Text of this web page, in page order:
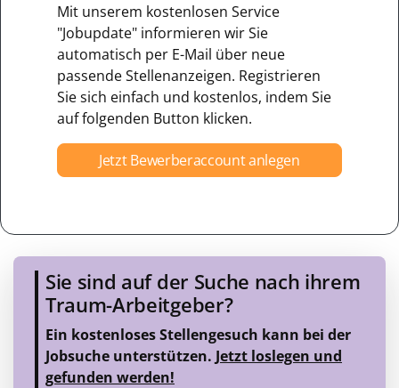
Mit unserem kostenlosen Service
"Jobupdate" informieren wir Sie
automatisch per E-Mail über neue
passende Stellenanzeigen. Registrieren
Sie sich einfach und kostenlos, indem Sie
auf folgenden Button klicken.
Jetzt Bewerberaccount anlegen
Sie sind auf der Suche nach ihrem
Traum-Arbeitgeber?
Ein kostenloses Stellengesuch kann bei der
Jobsuche unterstützen. Jetzt loslegen und
gefunden werden!